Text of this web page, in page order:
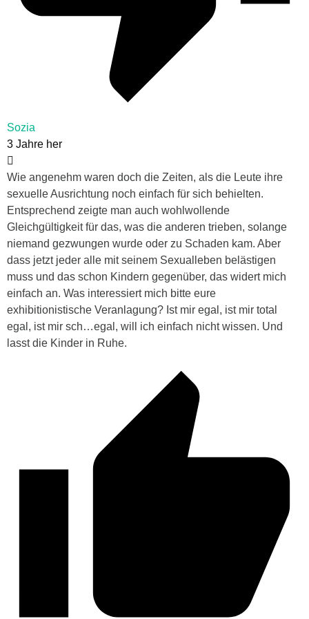
Sozia
3 Jahre her
Wie angenehm waren doch die Zeiten, als die Leute ihre
sexuelle Ausrichtung noch einfach für sich behielten.
Entsprechend zeigte man auch wohlwollende
Gleichgültigkeit für das, was die anderen trieben, solange
niemand gezwungen wurde oder zu Schaden kam. Aber
dass jetzt jeder alle mit seinem Sexualleben belästigen
muss und das schon Kindern gegenüber, das widert mich
einfach an. Was interessiert mich bitte eure
exhibitionistische Veranlagung? Ist mir egal, ist mir total
egal, ist mir sch…egal, will ich einfach nicht wissen. Und
lasst die Kinder in Ruhe.